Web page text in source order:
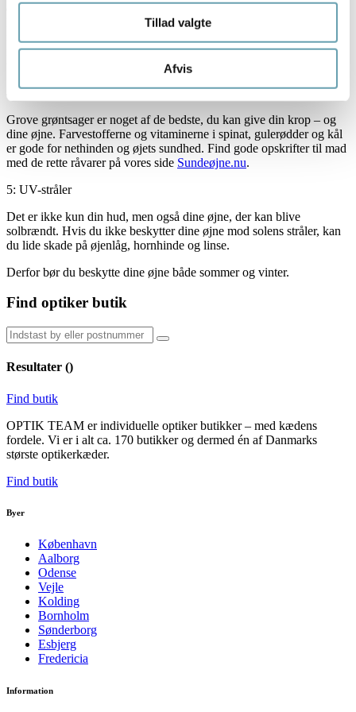
Tillad valgte
Afvis
dit syn uskarpt, kan du med fordel dyrke en times motion om dagen.
I hvert fald har en dansk undersøgelse vist, at testpersoner, som var
fysisk aktive mindst syv timer om ugen, havde tre gange mindre
forekomst af tidlig AMD end deltagere, som var aktive under to
4: Grove grøntsager
Grove grøntsager er noget af de bedste, du kan give din krop – og
dine øjne. Farvestofferne og vitaminerne i spinat, gulerødder og kål
er gode for nethinden og øjets sundhed. Find gode opskrifter til mad
med de rette råvarer på vores side Sundeøjne.nu.
5: UV-stråler
Det er ikke kun din hud, men også dine øjne, der kan blive
solbrændt. Hvis du ikke beskytter dine øjne mod solens stråler, kan
du lide skade på øjenlåg, hornhinde og linse.
Derfor bør du beskytte dine øjne både sommer og vinter.
Find optiker butik
Resultater ()
Find butik
OPTIK TEAM er individuelle optiker butikker – med kædens
fordele. Vi er i alt ca. 170 butikker og dermed én af Danmarks
største optikerkæder.
Find butik
Byer
København
Aalborg
Odense
Vejle
Kolding
Bornholm
Sønderborg
Esbjerg
Fredericia
Information